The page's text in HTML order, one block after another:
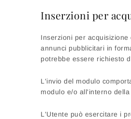
Inserzioni per
Inserzioni per
annunci pubblicitari in
potrebbe essere richiesto
L'invio del modulo
modulo e/o all'interno
L'Utente può esercitare i